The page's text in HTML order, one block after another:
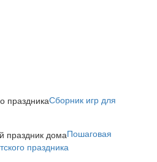
Сборник игр для
Пошаговая
праздника